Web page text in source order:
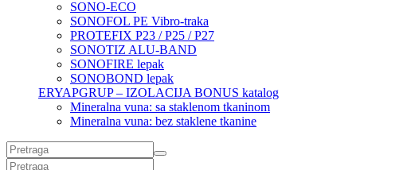
SONO-ECO
SONOFOL PE Vibro-traka
PROTEFIX P23 / P25 / P27
SONOTIZ ALU-BAND
SONOFIRE lepak
SONOBOND lepak
ERYAPGRUP – IZOLACIJA BONUS katalog
Mineralna vuna: sa staklenom tkaninom
Mineralna vuna: bez staklene tkanine